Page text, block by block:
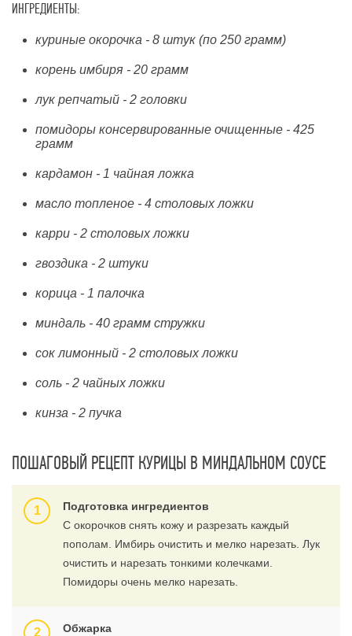
ИНГРЕДИЕНТЫ:
куриные окорочка - 8 штук (по 250 грамм)
корень имбиря - 20 грамм
лук репчатый - 2 головки
помидоры консервированные очищенные - 425
грамм
кардамон - 1 чайная ложка
масло топленое - 4 столовых ложки
карри - 2 столовых ложки
гвоздика - 2 штуки
корица - 1 палочка
миндаль - 40 грамм стружки
сок лимонный - 2 столовых ложки
соль - 2 чайных ложки
кинза - 2 пучка
ПОШАГОВЫЙ РЕЦЕПТ КУРИЦЫ В МИНДАЛЬНОМ СОУСЕ
Подготовка ингредиентов
С окорочков снять кожу и разрезать каждый
пополам. Имбирь очистить и мелко нарезать. Лук
очистить и нарезать тонкими колечками.
Помидоры очень мелко нарезать.
Обжарка